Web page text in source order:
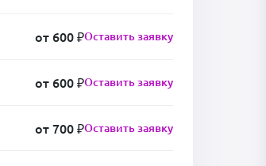
от 600 ₽Оставить заявку
от 600 ₽Оставить заявку
от 700 ₽Оставить заявку